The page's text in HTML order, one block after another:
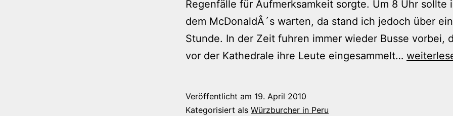
Regenfälle für Aufmerksamkeit sorgte. Um 8 Uhr sollte
dem McDonaldÂ´s warten, da stand ich jedoch über
Stunde. In der Zeit fuhren immer wieder Busse vorbei,
vor der Kathedrale ihre Leute eingesammelt… Valle
Veröffentlicht am 19. April 2010
Kategorisiert als Würzburcher in Peru